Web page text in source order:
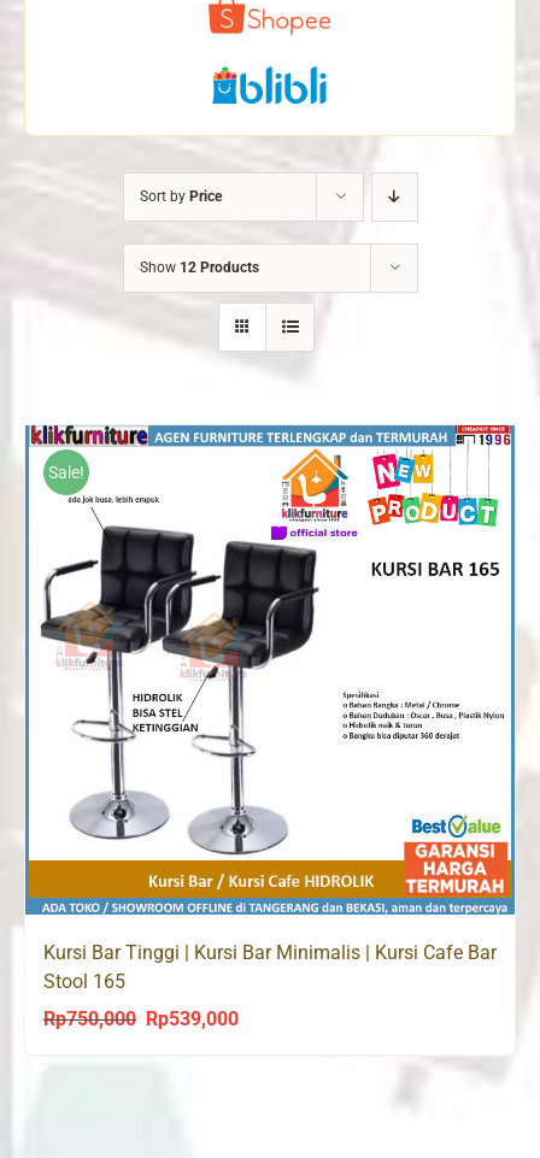
Sort by Price
Show 12 Products
Sale!
Kursi Bar Tinggi | Kursi Bar Minimalis | Kursi Cafe Bar
Stool 165
Rp750,000
Original
Rp539,000Current